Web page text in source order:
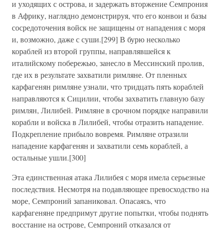
и уходящих с острова, и задержать вторжение Семпрония
в Африку, наглядно демонстрируя, что его конвои и базы
сосредоточения войск не защищены от нападения с моря
и, возможно, даже с суши.[299] В бурю несколько
кораблей из второй группы, направлявшейся к
италийскому побережью, занесло в Мессинский пролив,
где их в результате захватили римляне. От пленных
карфагенян римляне узнали, что тридцать пять кораблей
направляются к Сицилии, чтобы захватить главную базу
римлян, Лилибей. Римляне в срочном порядке направили
корабли и войска в Лилибей, чтобы отразить нападение.
Подкрепление прибыло вовремя. Римляне отразили
нападение карфагенян и захватили семь кораблей, а
остальные ушли.[300]
Эта единственная атака Лилибея с моря имела серьезные
последствия. Несмотря на подавляющее превосходство на
море, Семпроний запаниковал. Опасаясь, что
карфагеняне предпримут другие попытки, чтобы поднять
восстание на острове, Семпроний отказался от